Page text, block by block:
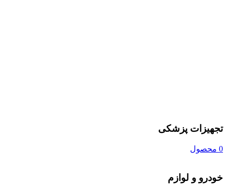
تجهیزات پزشکی
0 محصول
خودرو و لوازم